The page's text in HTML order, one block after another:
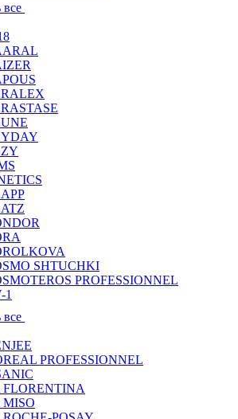
все
SHTUCHKI
PROFESSIONNEL
1
все
PROFESSIONNEL
FLORENTINA